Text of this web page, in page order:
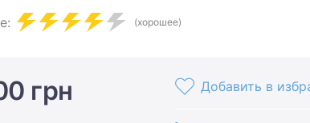
(хорошее)
грн Добавить в